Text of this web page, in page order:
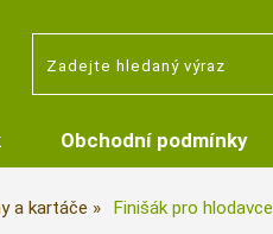
Obchodní podmínky
a kartáče Finišák pro